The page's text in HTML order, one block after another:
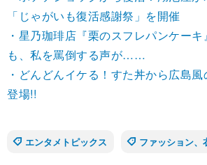
「じゃがいも復活感謝祭」を開催
・星乃珈琲店『栗のスフレパンケー
も、私を罵倒する声が……
・どんどんイケる！すた丼から広島
登場!!
エンタメトピックス
ファッション、